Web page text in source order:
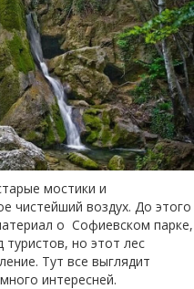
мостики и
чистейший воздух. До этого
о Софиевском парке,
но этот лес
Тут все выглядит
интересней.